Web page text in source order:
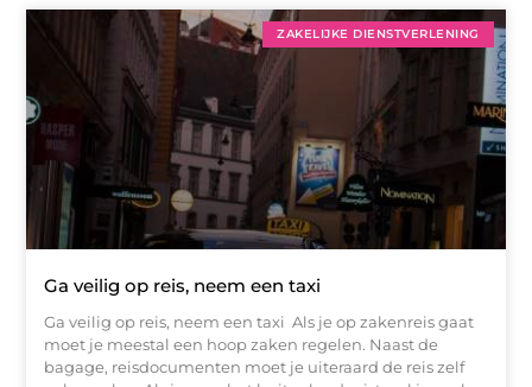
ZAKELIJKE DIENSTVERLENING
Ga veilig op reis, neem een taxi
Ga veilig op reis, neem een taxi Als je op zakenreis gaat
moet je meestal een hoop zaken regelen. Naast de
bagage, reisdocumenten moet je uiteraard de reis zelf